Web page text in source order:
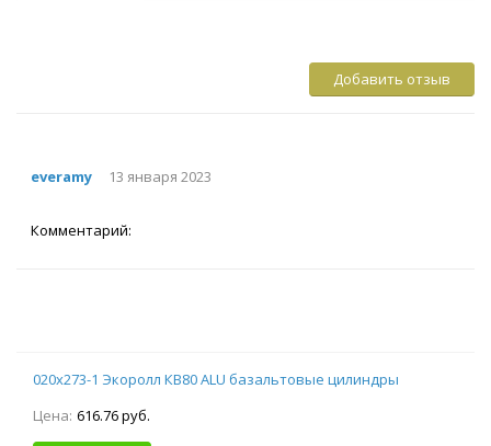
Добавить отзыв
everamy 13 января 2023
Комментарий:
020х273-1 Экоролл КВ80 ALU базальтовые цилиндры
Цена: 616.76 руб.